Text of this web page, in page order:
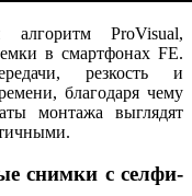
ProVisual,
в смартфонах FE.
резкость и
благодаря чему
монтажа выглядят
снимки с селфи-